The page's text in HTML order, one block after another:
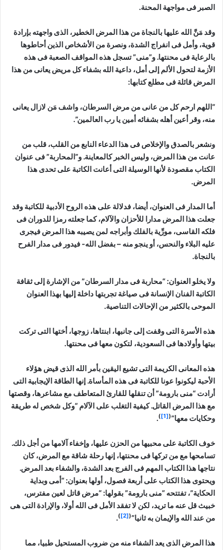
الصبر فى مواجهة المحنة.
وقد مَنَّ الله عليها بالنجاة من هذا المرض الخطير، الذى واجهته بإرادة
قوية، وأمل فى انفراج الشدة، ونصرة من الأشخاص الذين أحاطوها
بالرعاية فى محنتها. و”منى” تسجل هذه المواقف الصعبة فى هذه
الأزمة لتحول الألم إلى أمل، داعية الله بشفاء كل مريض يعانى من هذا
المرض قائلة فى مطلع كتابها:
“اللهم ارحم كل من عانى من مرض السرطان، واشف مَن لازال يعانى
منه، وقر أعين أهله بشفائه أمين يا رب العالمين”.
ونشعر بالصدق والإخلاص فى هذا الدعاء النابع من القلب، قلب من
عانت من هذا المرض، وليس الخبر كالمعاينة. و”المحاربة” فى عنوان
الكتاب مقصودة لأنها الوسيلة التى أعانت الكاتبة على تحدى هذا
المرض.
أما المدار فى العنوان، أيضا، فدلالة على هذه الروح الأدبية للكاتبة وقد
جعلت هذا المرض مدارا للأحزان والآلام، كما جعلته رمزا للدوران فى
فلكه القاسى، مورِّية بالفلك وأبراجه لمن يصيبه هذا المرض فيجرى
عليه البلاء والنحس، أو ينجو منه – بفضل الله- فيدور فى مدار الفرح
بالنجاة.
ولا يخلو العنوان: “محاربة فى مدار السرطان” من الإشارة إلى ثقافة
الكاتبة الفنان الإنسانة فى صياغة تجربتها داخلة إليها بهذا العنوان
الموحى بالكثير من الإحالات التناصية.
هذه الأسرة التى وقفت إلى جانبها، ابنتاها، زوجها، أختها التى تركت
بيتها وأولادها فى السعودية، لتكون معها فى محنتها.
هذه المعانى الكريمة التى تشيع اليقين بأمر الله الذى قيض هؤلاء
الأحبة ليكونوا عونا للكاتبة فى هذه المأساة. إنها الطاقة الإيجابية التى
أرادت “منى بارومة” أن تنقلها للقارئ المتعاطف مع مشاعرها، وقصتها
مع هذا المرض القاتل. كيفية التغلب على الآلام “وكل شخص له طريقة
وحكايات معها”(
[1]
)
.
خوف الكاتبة على محبيها من الحزن عليها، وإخفاء آلامها من أجل ذلك.
تسامحها مع من تركها فى محنتها، إنها رحلة شاقة مع المرض، كان
نتاجها هذا الكتاب المهم فى الفرج بعد الشدة، والشفاء بعد المرض.
ويحتوى هذا الكتاب على أربعة فصول، أولها بعنوان: “أمى وبداية
الحكاية”، تفتتحه “منى بارومة” بقولها: “مرض قاتل لعين مفترس،
خبيث قل عنه ما تريد، لكن لا تفقد الأمل فى الله أولا، والإرادة التى هى
من عند الله والإيمان به ثانيا”(
[2]
)
.
هذا المرض الذى يعد الشفاء منه من ضروب المستحيل طبيا، مما